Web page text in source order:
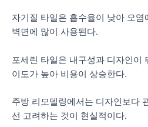
자기질 타일은 흡수율이 낮아 오
벽면에 많이 사용된다.
포세린 타일은 내구성과 디자인이
이도가 높아 비용이 상승한다.
주방 리모델링에서는 디자인보다
선 고려하는 것이 현실적이다.